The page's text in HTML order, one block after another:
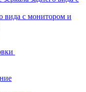
вида с монитором и